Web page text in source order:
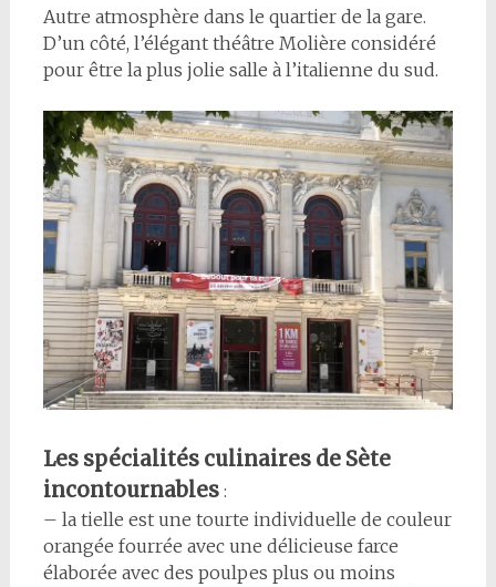
Autre atmosphère dans le quartier de la gare.
D’un côté, l’élégant théâtre Molière considéré
pour être la plus jolie salle à l’italienne du sud.
Les spécialités culinaires de Sète
incontournables :
– la tielle est une tourte individuelle de couleur
orangée fourrée avec une délicieuse farce
élaborée avec des poulpes plus ou moins